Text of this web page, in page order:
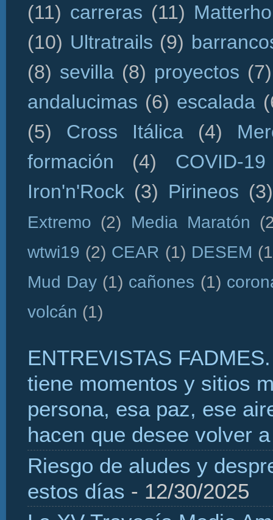
(11) carreras (11)
(10) Ultratrails (9)
(8) sevilla (8) proyectos (7)
andalucimas (6) escalada
(5)
Cross Itálica (4)
formación
(4)
COVID-19
Iron'n'Rock (3) Pirineos (3)
Extremo (2) Media Maratón
wtwi19 (2) CEAR (1) DESEM
Mud Day (1) cañones (1)
volcán (1)
ENTREVISTAS
tiene momentos y sitios
persona, esa paz, ese
hacen que desee volver
Riesgo de aludes y
estos días - 12/30/2025